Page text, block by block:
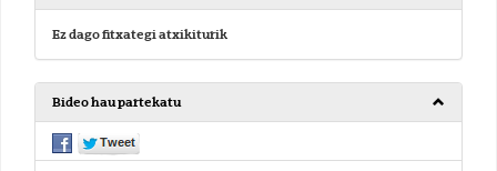
Ez dago fitxategi atxikiturik
Bideo hau partekatu